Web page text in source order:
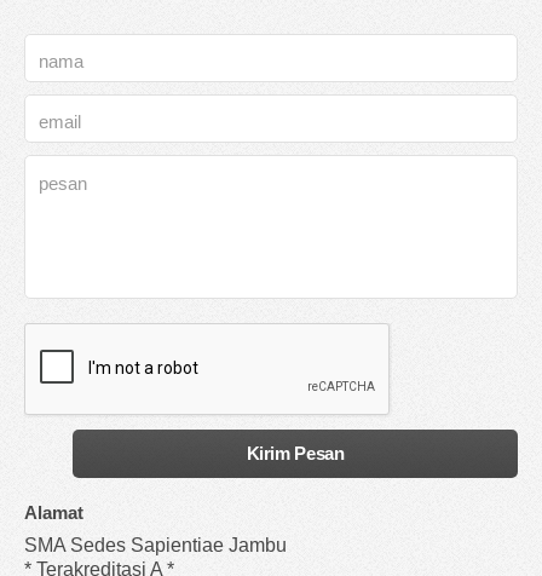
Alamat
SMA Sedes Sapientiae Jambu
* Terakreditasi A *